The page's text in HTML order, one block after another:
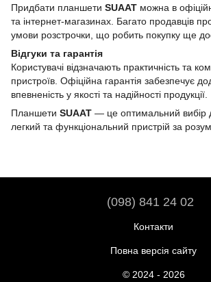
Придбати планшети SUAAT можна в
та інтернет-магазинах. Багато продавців
умови розстрочки, що робить покупку ще
Відгуки та гарантія
Користувачі відзначають практичність та
пристроїв. Офіційна гарантія забезпечує
впевненість у якості та надійності продукції.
Планшети SUAAT — це оптимальний вибір
легкий та функціональний пристрій за
(098) 841 24 02
Контакти
Повна версія сайту
© 2024 - 2026